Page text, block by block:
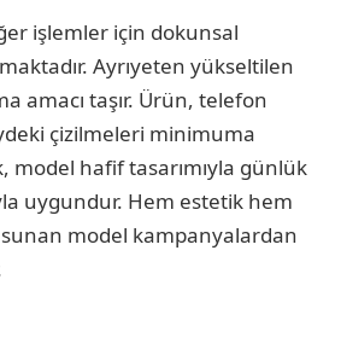
işlemler için dokunsal
Ayrıyeten yükseltilen
amacı taşır. Ürün, telefon
çizilmeleri minimuma
model hafif tasarımıyla günlük
uygundur. Hem estetik hem
sunan model kampanyalardan